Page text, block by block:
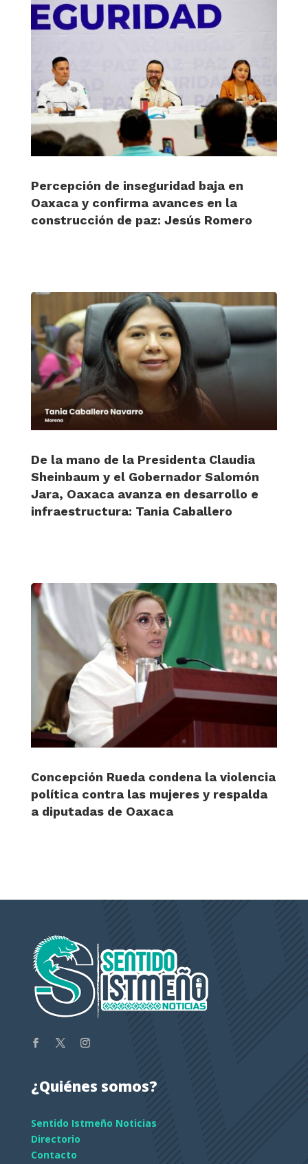
Percepción de inseguridad baja en
Oaxaca y confirma avances en la
construcción de paz: Jesús Romero
De la mano de la Presidenta Claudia
Sheinbaum y el Gobernador Salomón
Jara, Oaxaca avanza en desarrollo e
infraestructura: Tania Caballero
Concepción Rueda condena la violencia
política contra las mujeres y respalda
a diputadas de Oaxaca
¿Quiénes somos?
Sentido Istmeño Noticias
Directorio
Contacto